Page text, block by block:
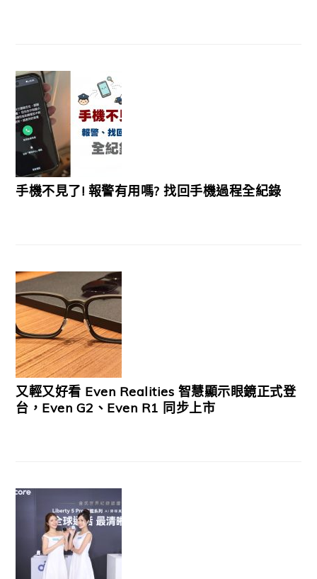
手機不見了! 報警有用嗎? 找回手機過程全紀錄
又輕又好看 Even Realities 智慧顯示眼鏡正式登
台，Even G2、Even R1 同步上市